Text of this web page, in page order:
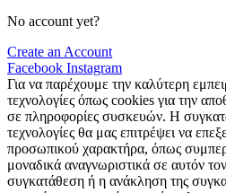
No account yet?
Create an Account
Facebook Instagram
Για να παρέχουμε την καλύτερη
τεχνολογίες όπως cookies για την
σε πληροφορίες συσκευών. Η
τεχνολογίες θα μας επιτρέψει να
προσωπικού χαρακτήρα, όπως
μοναδικά αναγνωριστικά σε αυτόν
συγκατάθεση ή η ανάκληση της